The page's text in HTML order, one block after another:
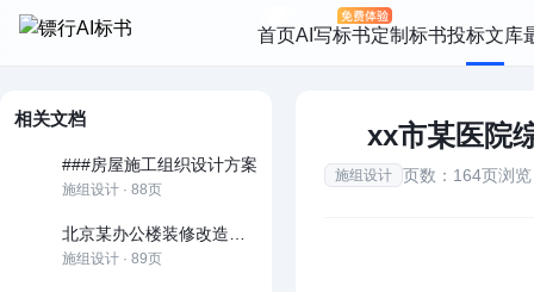
首页AI写标书定制标书投标文库
相关文档
###房屋施工组织设计方案
施组设计 · 88页
施组设计 · 89页
xx市某医院
施组设计 页数：164页浏